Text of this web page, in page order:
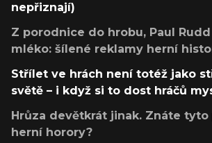
nepřiznají)
Z porodnice do hrobu, Paul
mléko: šílené reklamy herní
Střílet ve hrách není totéž jako
světě – i když si to dost hráčů
Hrůza devětkrát jinak. Znáte
herní horory?